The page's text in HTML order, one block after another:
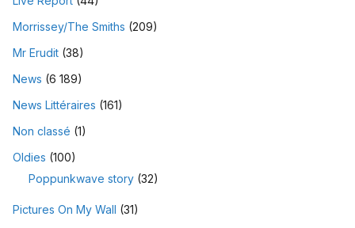
Morrissey/The Smiths (209)
Mr Erudit (38)
News (6 189)
News Littéraires (161)
Non classé (1)
Oldies (100)
Poppunkwave story (32)
Pictures On My Wall
(31)